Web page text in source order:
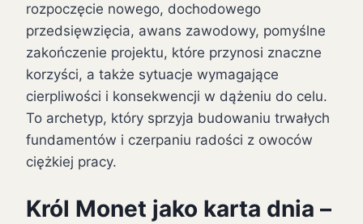
rozpoczęcie nowego, dochodowego
przedsięwzięcia, awans zawodowy, pomyślne
zakończenie projektu, które przynosi znaczne
korzyści, a także sytuacje wymagające
cierpliwości i konsekwencji w dążeniu do celu.
To archetyp, który sprzyja budowaniu trwałych
fundamentów i czerpaniu radości z owoców
ciężkiej pracy.
Król Monet jako karta dnia –